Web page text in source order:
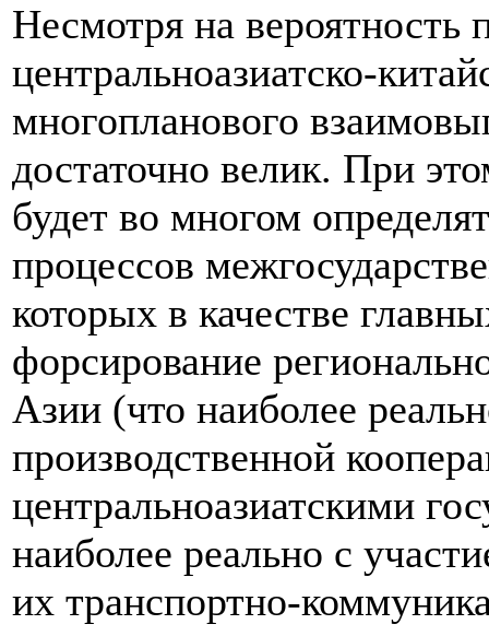
Несмотря на вероятность
центральноазиатско-
многопланового
достаточно велик. При
будет во многом
процессов
которых в качестве
форсирование
Азии (что наиболее
производственной
центральноазиатскими
наиболее реально с
их транспортно-